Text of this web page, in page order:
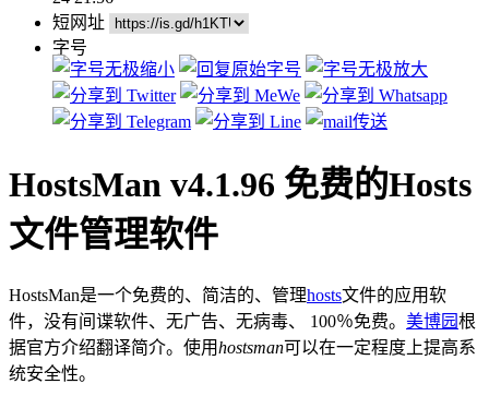
短网址
字号
HostsMan v4.1.96 免费的Hosts
文件管理软件
HostsMan是一个免费的、简洁的、管理hosts文件的应用软
件，没有间谍软件、无广告、无病毒、 100％免费。 美博园根
据官方介绍翻译简介。 使用hostsman可以在一定程度上提高系
统安全性。